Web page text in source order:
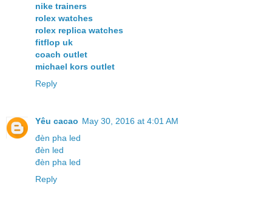
nike trainers
rolex watches
rolex replica watches
fitflop uk
coach outlet
michael kors outlet
Reply
Yêu cacao May 30, 2016 at 4:01 AM
đèn pha led
đèn led
đèn pha led
Reply